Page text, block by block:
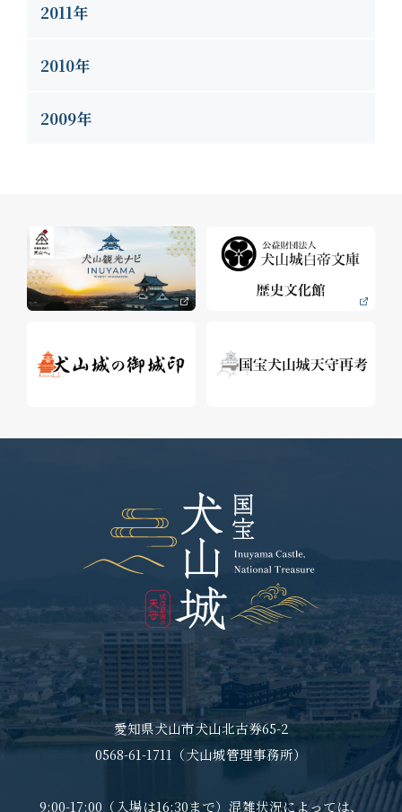
2011年
2010年
2009年
愛知県犬山市犬山北古券65-2
0568-61-1711（犬山城管理事務所）
9:00-17:00（入場は16:30まで）混雑状況によっては、